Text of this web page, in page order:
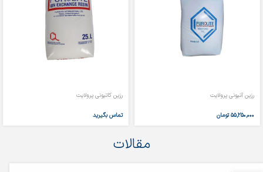
رزین آنیونی پرولایت
۵۵,۲۵۰,۰۰۰ تومان
رزین کاتیونی پرولایت
تماس بگیرید
مقالات